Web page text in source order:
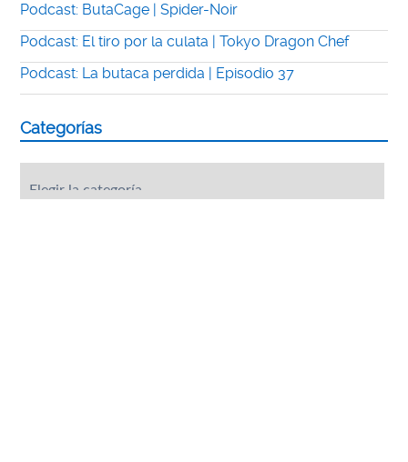
Podcast: ButaCage | Spider-Noir
Podcast: El tiro por la culata | Tokyo Dragon Chef
Podcast: La butaca perdida | Episodio 37
Categorías